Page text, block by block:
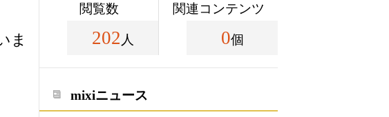
ま
閲覧数
202 人
関連コンテンツ
0個
mixiニュース